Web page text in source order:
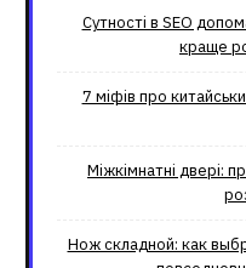
Сутності в SEO
краще
7 міфів про
Міжкімнатні двері:
Нож складной: как